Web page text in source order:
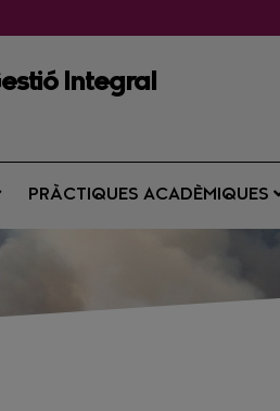
Integral
PRÀCTIQUES ACADÈMIQUES